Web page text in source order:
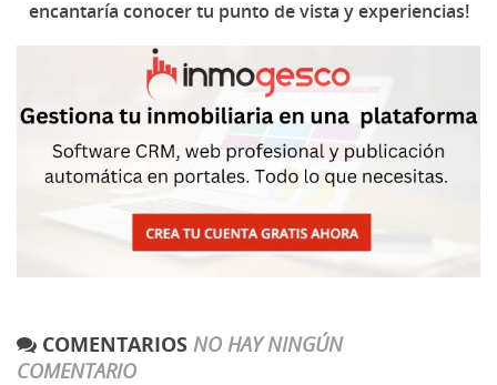
encantaría conocer tu punto de vista y experiencias!
COMENTARIOS NO HAY NINGÚN
COMENTARIO